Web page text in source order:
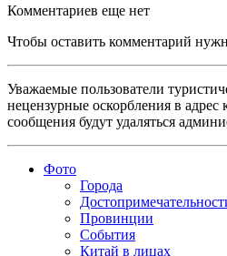
Комментариев еще нет
Чтобы оставить комментарий
Уважаемые пользователи
нецензурные оскорбления в
сообщения будут удаляться
Фото
Города
Провинции
События
Китай в лицах